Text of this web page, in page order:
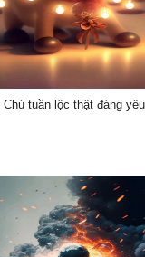
Chú tuần lộc thật đáng yêu